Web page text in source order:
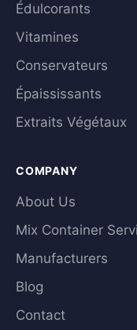
Édulcorants
Vitamines
Conservateurs
Épaississants
Extraits Végétaux
COMPANY
About Us
Mix Container
Manufacturers
Blog
Contact